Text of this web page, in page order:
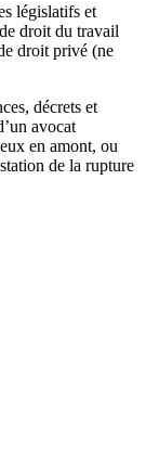
législatifs et
droit du travail
droit privé (ne
décrets et
avocat
en amont, ou
de la rupture